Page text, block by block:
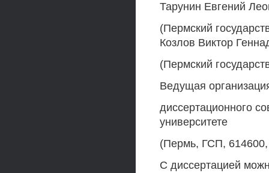
Тарунин Евгений
(Пермский
Козлов Виктор
(Пермский
Ведущая
диссертационного
университете
(Пермь, ГСП,
С диссертацией